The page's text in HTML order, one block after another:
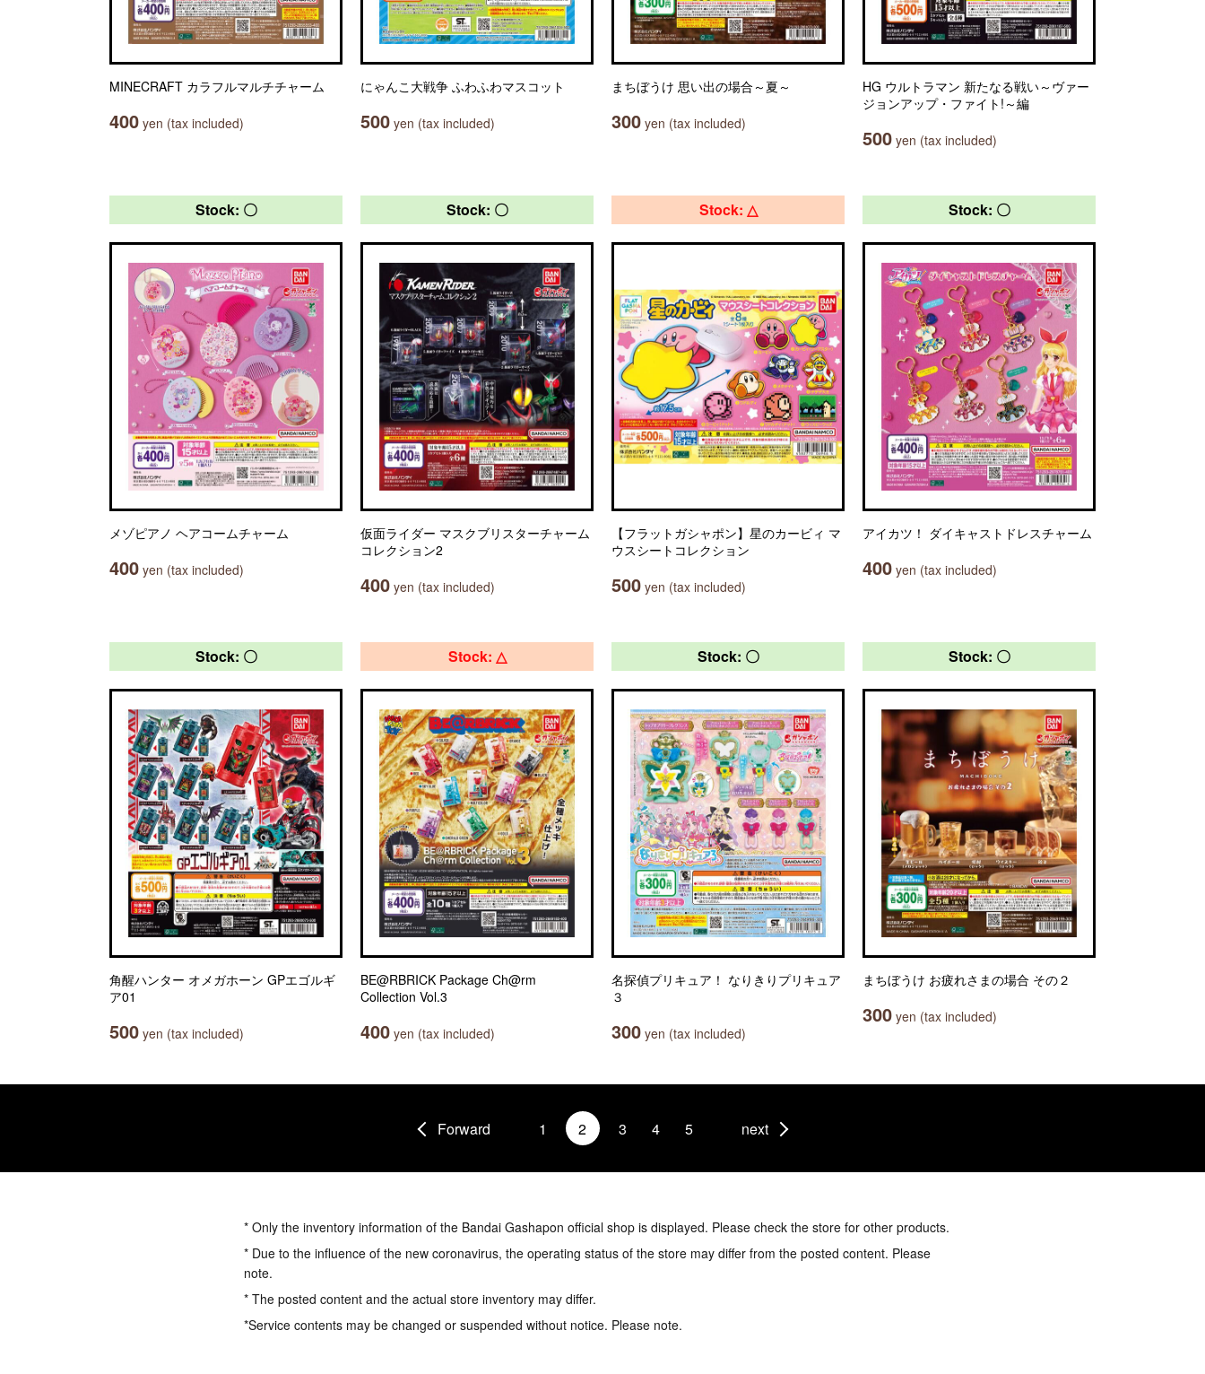
MINECRAFT カラフルマルチチャーム
400 yen (tax included)
にゃんこ大戦争 ふわふわマスコット
500 yen (tax included)
まちぼうけ 思い出の場合～夏～
300 yen (tax included)
HG ウルトラマン 新たなる戦い～ヴァー
ジョンアップ・ファイト!～編
500 yen (tax included)
Stock: 〇
メゾピアノ ヘアコームチャーム
400 yen (tax included)
Stock: 〇
仮面ライダー マスクブリスターチャーム
コレクション2
400 yen (tax included)
Stock: △
【フラットガシャポン】星のカービィ マ
ウスシートコレクション
500 yen (tax included)
Stock: 〇
アイカツ！ ダイキャストドレスチャーム
400 yen (tax included)
Stock: 〇
角醒ハンター オメガホーン GPエゴルギ
ア01
500 yen (tax included)
Stock: △
BE@RBRICK Package Ch@rm
Collection Vol.3
400 yen (tax included)
Stock: 〇
名探偵プリキュア！ なりきりプリキュア
３
300 yen (tax included)
Stock: 〇
まちぼうけ お疲れさまの場合 その２
300 yen (tax included)
Forward 1 2 3 4 5 next
* Only the inventory information of the Bandai Gashapon official shop is displayed. Please check the store for other products.
* Due to the influence of the new coronavirus, the operating status of the store may differ from the posted content. Please
note.
* The posted content and the actual store inventory may differ.
*Service contents may be changed or suspended without notice. Please note.